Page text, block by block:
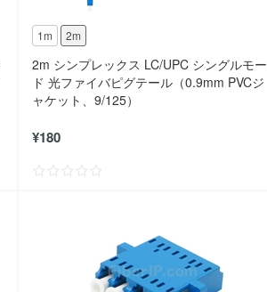
1m 2m
2m シンプレックス LC/UPC シングルモー
ド 光ファイバピグテール（0.9mm PVCジ
ャケット、9/125）
¥180